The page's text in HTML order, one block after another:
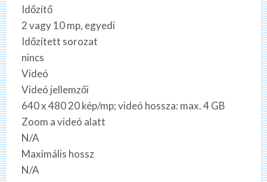
Időzítő
2 vagy 10 mp, egyedi
Időzített sorozat
nincs
Videó
Videó jellemzői
640 x 480 20 kép/mp; videó hossza: max. 4 GB
Zoom a videó alatt
N/A
Maximális hossz
N/A